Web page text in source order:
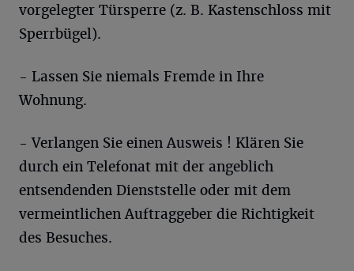
vorgelegter Türsperre (z. B. Kastenschloss mit
Sperrbügel).
- Lassen Sie niemals Fremde in Ihre
Wohnung.
- Verlangen Sie einen Ausweis ! Klären Sie
durch ein Telefonat mit der angeblich
entsendenden Dienststelle oder mit dem
vermeintlichen Auftraggeber die Richtigkeit
des Besuches.